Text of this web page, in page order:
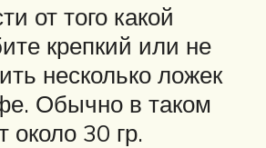
от того какой
крепкий или не
несколько ложек
Обычно в таком
около 30 гр.